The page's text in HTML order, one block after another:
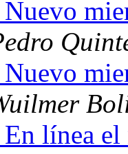
línea el